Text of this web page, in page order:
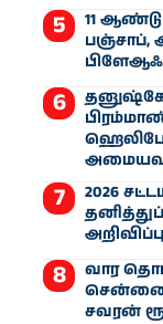
11
பஞ்சாப்,
2026
அறிவிப்பு
வார
சவரன்